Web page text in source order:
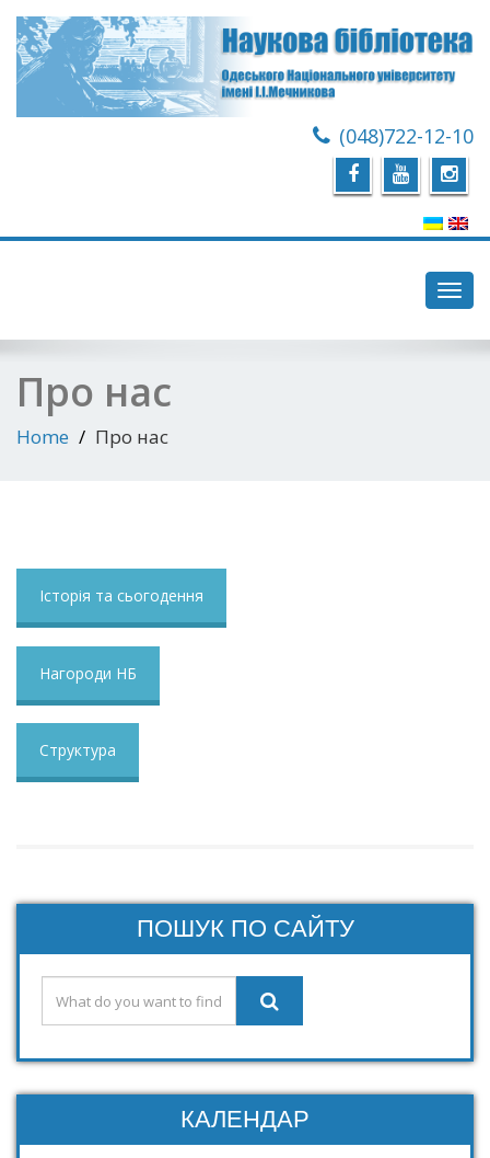
(048)722-12-10
Про нас
Home Про нас
Історія та сьогодення
Нагороди НБ
Структура
ПОШУК ПО САЙТУ
КАЛЕНДАР